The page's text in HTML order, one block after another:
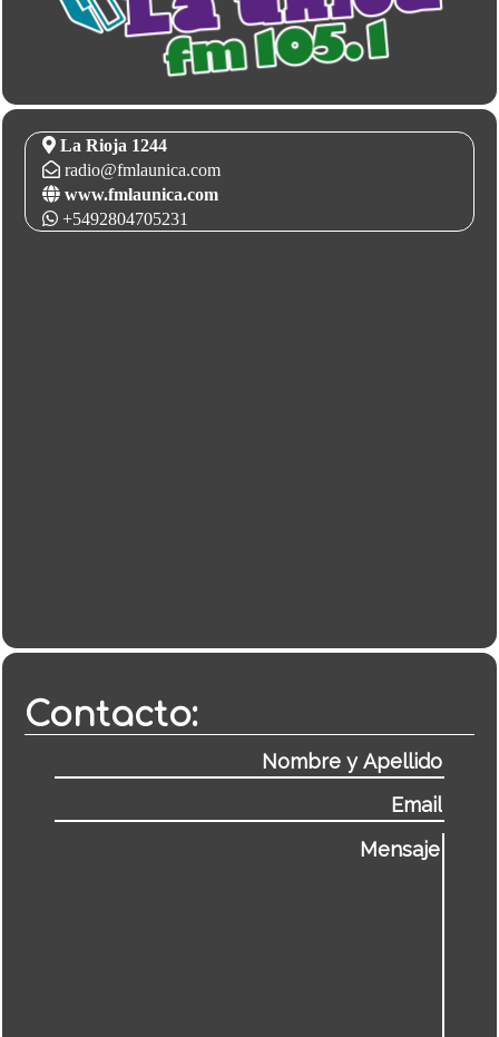
La Rioja 1244
radio@fmlaunica.com
www.fmlaunica.com
+5492804705231
Contacto: